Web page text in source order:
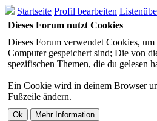
Startseite Profil bearbeiten
Dieses Forum nutzt Cookies
Dieses Forum verwendet Cookies,
Computer gespeichert sind; Die von
spezifischen Themen, die du gelesen
Ein Cookie wird in deinem Browser
Fußzeile ändern.